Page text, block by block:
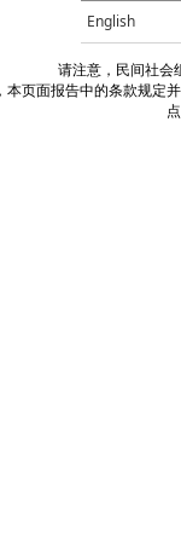
English
请注意，民间社会
页面报告中的条款规